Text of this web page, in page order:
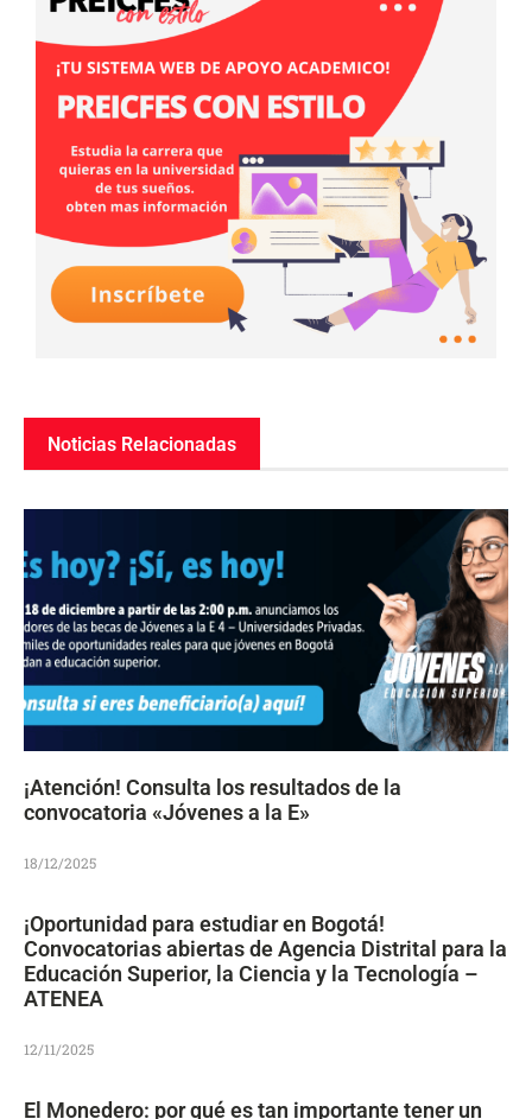
Noticias Relacionadas
¡Atención! Consulta los resultados de la
convocatoria «Jóvenes a la E»
18/12/2025
¡Oportunidad para estudiar en Bogotá!
Convocatorias abiertas de Agencia Distrital para la
Educación Superior, la Ciencia y la Tecnología –
ATENEA
12/11/2025
El Monedero: por qué es tan importante tener un